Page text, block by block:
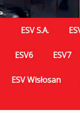
ESV S.A.
ESV6 ESV7
ESV Wisłosan